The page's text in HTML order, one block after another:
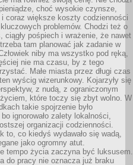
choć wysokie czynsze,
i coraz większe koszty codzienności
problemów. Chodzi też o
ciągły pośpiech i wrażenie, że nawet
tam planować jak zadanie w
niby ma wszystko pod ręką,
nie ma czasu, by z tego
Małe miasta przez długi czas
wyścig wizerunkowy. Kojarzyły się
z nudą, z ograniczonym
które toczy się zbyt wolno. W
takie spojrzenie było
ignorowało zalety lokalności,
organizacji codzienności.
to, co kiedyś wydawało się wadą,
jako ogromny atut.
tempo życia zaczyna być luksusem.
do pracy nie oznacza już braku